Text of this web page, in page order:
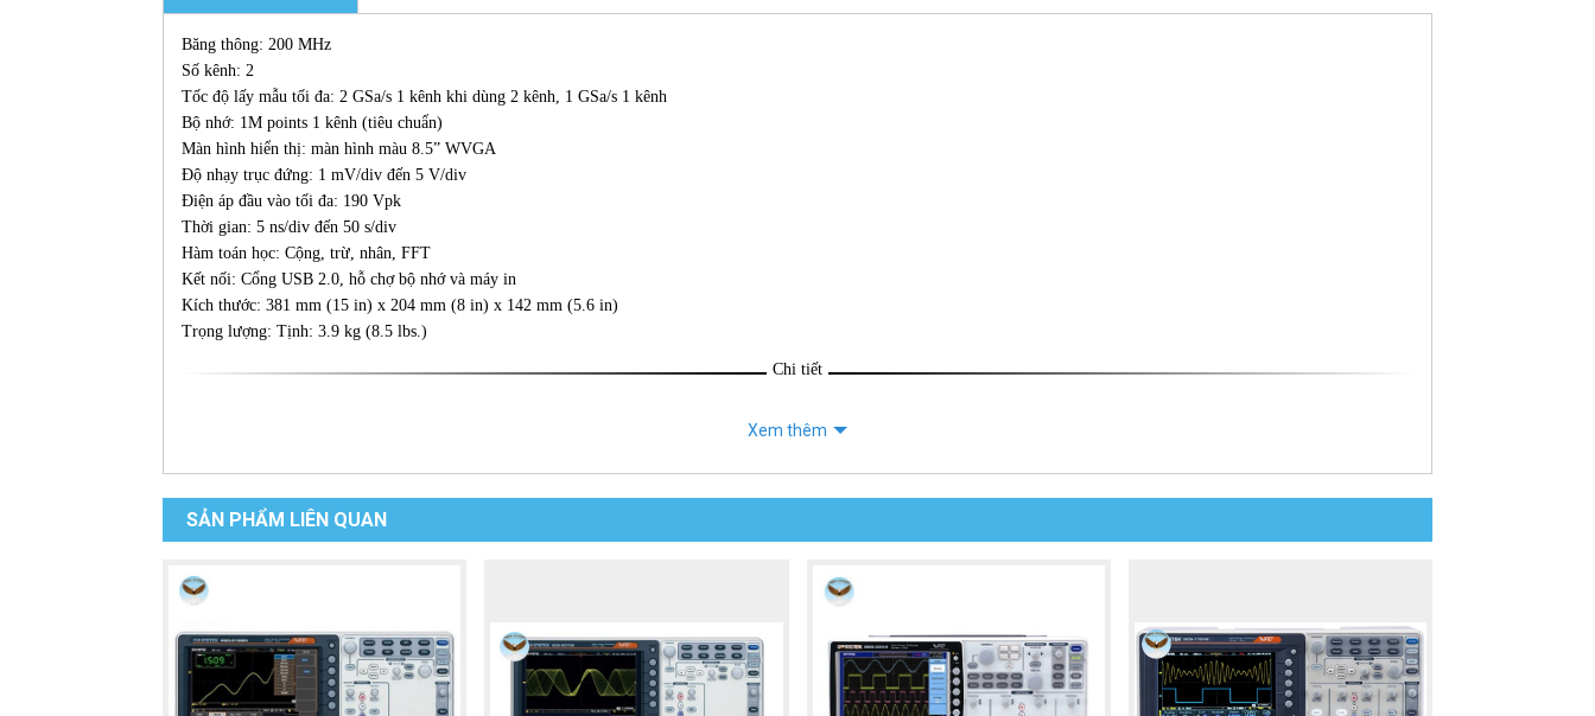
Băng thông: 200 MHz
Số kênh: 2
Tốc độ lấy mẫu tối đa: 2 GSa/s 1 kênh khi dùng 2 kênh, 1 GSa/s 1 kênh
Bộ nhớ: 1M points 1 kênh (tiêu chuẩn)
Màn hình hiển thị: màn hình màu 8.5” WVGA
Độ nhạy trục đứng: 1 mV/div đến 5 V/div
Điện áp đầu vào tối đa: 190 Vpk
Thời gian: 5 ns/div đến 50 s/div
Hàm toán học: Cộng, trừ, nhân, FFT
Kết nối: Cổng USB 2.0, hỗ chợ bộ nhớ và máy in
Kích thước: 381 mm (15 in) x 204 mm (8 in) x 142 mm (5.6 in)
Trọng lượng: Tịnh: 3.9 kg (8.5 lbs.)
Chi tiết
Xem thêm
SẢN PHẨM LIÊN QUAN